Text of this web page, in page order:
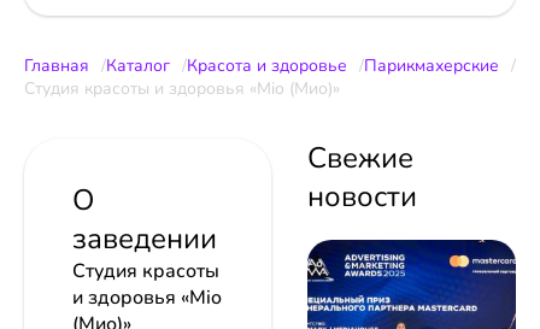
Главная Каталог Красота и здоровье
Парикмахерские
Студия красоты и здоровья «Mio (Мио)»
О
заведении
Студия красоты
и здоровья «Mio
Свежие
новости